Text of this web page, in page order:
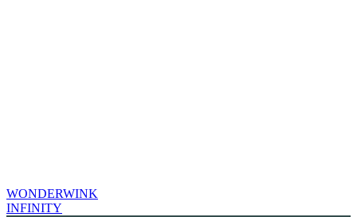
WONDERWINK
INFINITY